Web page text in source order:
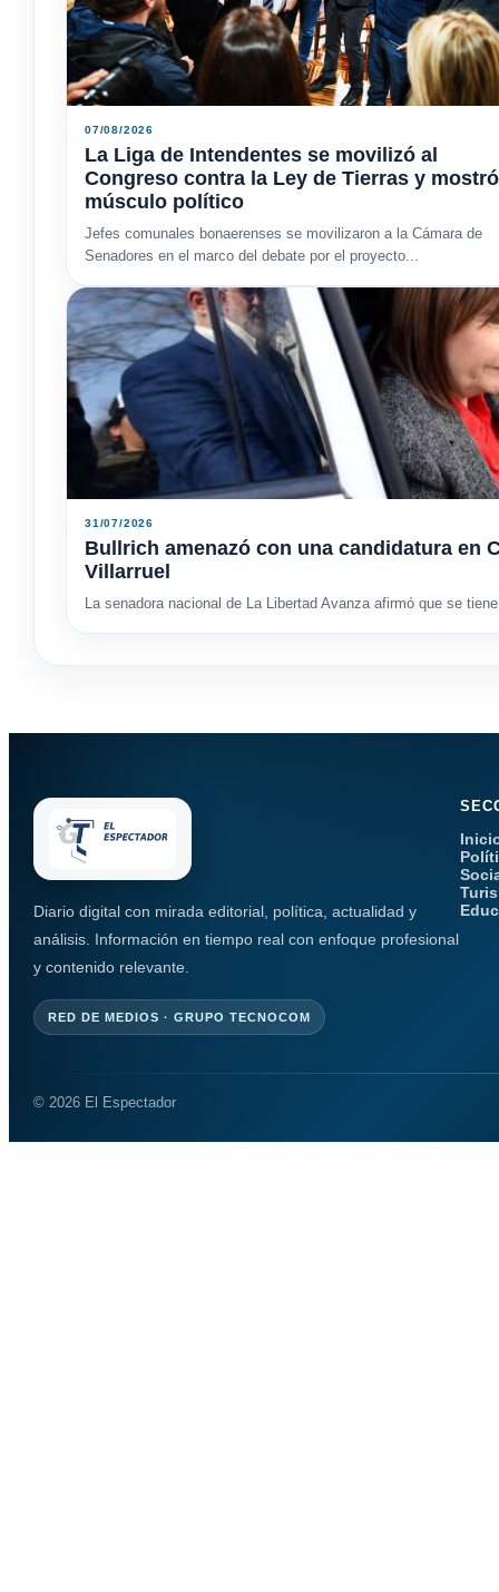
07/08/2026
La Liga de Intendentes se movilizó al
Congreso contra la Ley de Tierras y mostró
músculo político
Jefes comunales bonaerenses se movilizaron a la Cámara de
Senadores en el marco del debate por el proyecto...
31/07/2026
Bullrich amenazó con una candidatura en
Villarruel
La senadora nacional de La Libertad Avanza afirmó que se
Diario digital con mirada editorial, política, actualidad y
análisis. Información en tiempo real con enfoque profesional
y contenido relevante.
RED DE MEDIOS · GRUPO TECNOCOM
© 2026 El Espectador